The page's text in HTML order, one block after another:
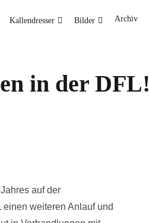
Kallendresser Bilder Archiv
in der DFL!
auf der
weiteren Anlauf und